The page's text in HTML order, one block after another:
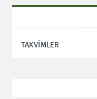
TAKVİMLER